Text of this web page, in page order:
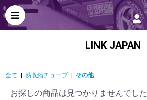
LINK JAPAN
全て 熱収縮チューブ その他
お探しの商品は見つかりませんでした